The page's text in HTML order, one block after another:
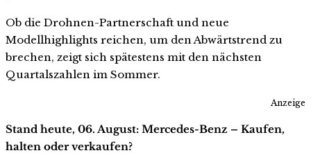
Ob die Drohnen-Partnerschaft und neue
Modellhighlights reichen, um den Abwärtstrend zu
brechen, zeigt sich spätestens mit den nächsten
Quartalszahlen im Sommer.
Anzeige
Stand heute, 06. August: Mercedes-Benz – Kaufen,
halten oder verkaufen?